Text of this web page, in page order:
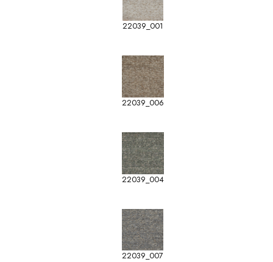
22039_001
22039_006
22039_004
22039_007